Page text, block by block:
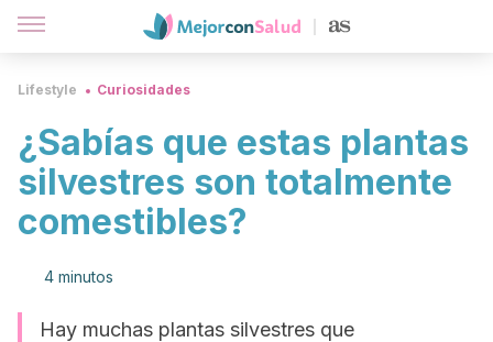
Lifestyle Curiosidades
¿Sabías que estas plantas
silvestres son totalmente
comestibles?
4 minutos
Hay muchas plantas silvestres que